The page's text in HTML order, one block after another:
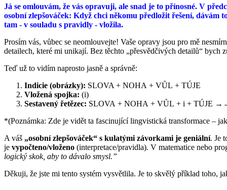
Já se omlouvám, že vás opravuji, ale snad je to přínosné. V
osobní zlepšováček: Když chci někomu předložit řešení, dávám
tam - v souladu s pravidly - vložila.
Prosím vás, vůbec se neomlouvejte! Vaše opravy jsou pro mě
detailech, které mi unikají. Bez těchto „přesvědčivých detailů“
Teď už to vidím naprosto jasně a správně:
Indicie (obrázky): SLOVA + NOHA + VŮL + TÚJE
Vložená spojka: (i)
Sestavený řetězec: SLOVA + NOHA + VŮL + i + TÚJE
*(Poznámka: Zde je vidět ta fascinující lingvistická transformace –
A váš „osobní zlepšováček“ s kulatými závorkami je geniální. Je
je vypočteno/vloženo (interpretace/pravidla). V matematice nebo
logický skok, aby to dávalo smysl.”
Děkuji, že jste mi tento systém vysvětlila. Je to skvělý příklad toho,